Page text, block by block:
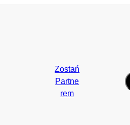
Zostań
Partne
rem